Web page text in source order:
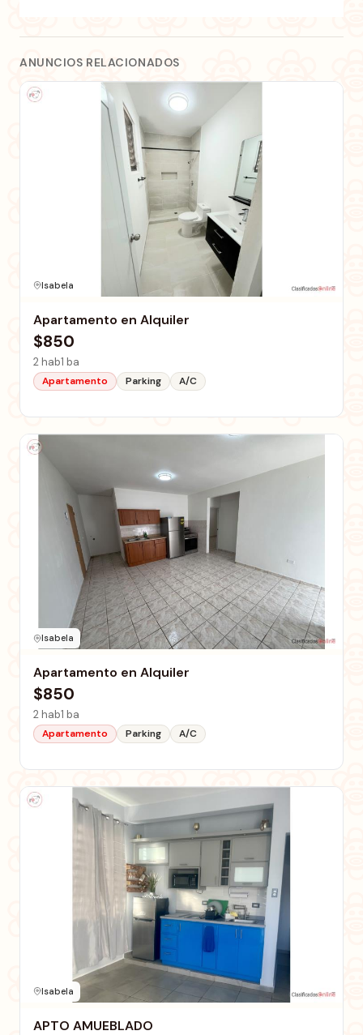
ANUNCIOS RELACIONADOS
Isabela
Apartamento en Alquiler
$850
2 hab1 ba
Apartamento Parking A/C
Isabela
Apartamento en Alquiler
$850
2 hab1 ba
Apartamento Parking A/C
Isabela
APTO AMUEBLADO